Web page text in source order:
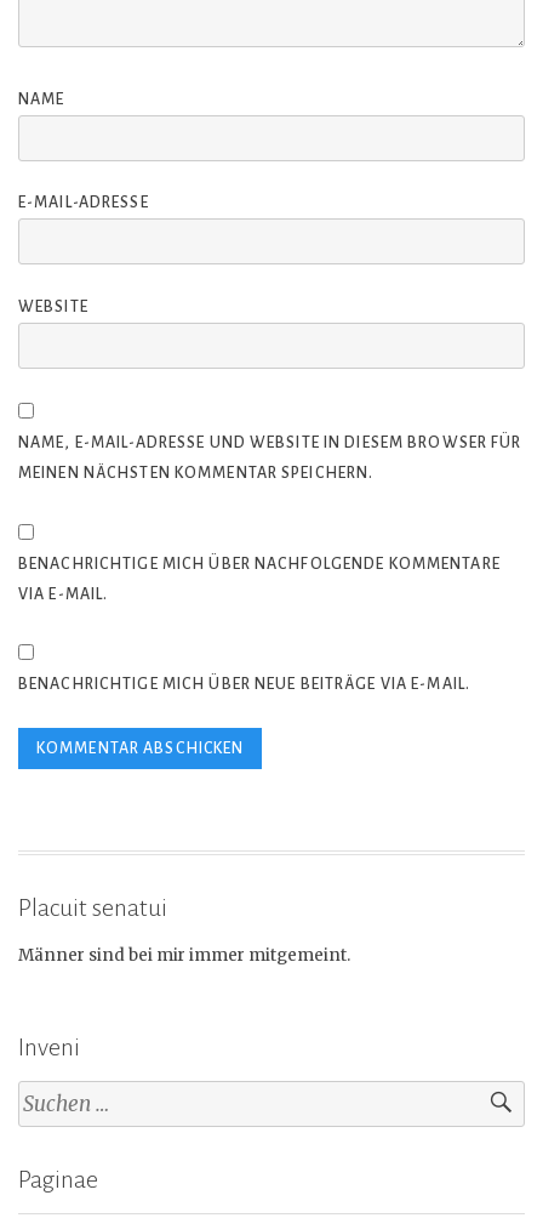
NAME
E-MAIL-ADRESSE
WEBSITE
NAME, E-MAIL-ADRESSE UND WEBSITE IN DIESEM BROWSER FÜR
MEINEN NÄCHSTEN KOMMENTAR SPEICHERN.
BENACHRICHTIGE MICH ÜBER NACHFOLGENDE KOMMENTARE
VIA E-MAIL.
BENACHRICHTIGE MICH ÜBER NEUE BEITRÄGE VIA E-MAIL.
Placuit senatui
Männer sind bei mir immer mitgemeint.
Inveni
Suchen
nach:
Paginae